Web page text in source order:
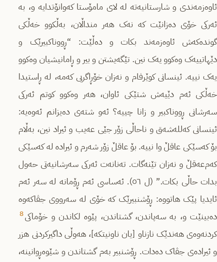
ئاوەزمەندی و شارستانیەتە لە لای مامۆستا کەوانۆتدایە و، بە
ئەرکی خۆی دەزانێت کە نەک هەر منداڵان، بەڵکوو خەڵکی
گوندەکەش ئاوەزمەند بکات و دەڵێت: “ڕووناکبیرێک و
دێهاتییەک وەکوو یەک نین. تێگەیشتن و بیر و ڕامانیشیان وەکوو
یەک نییە. ئینسانی کوێرفام و نەزان خۆڕاگریی کەمە، لە ڕاستیدا
خەڵکی ئەم دێیەش شتێکی ئاوان، هەر وەکوو کوتم ئەرکی
سەرشانی ڕووناکبیر و زانا چییە؟ ئەو شتەی دەیزانم ئەوەیە:
ئینسانی کەللەشەق و ناحاڵی زۆر جێی عەیب و ئیراد نین، بەڵام
بۆ کەسێکی عاقڵ وا نییە. بۆ عاقڵ زۆر شەرم و ئیرادە لە کەسێکی
کەم‌عەقڵ و نەزان تێنەگات. تەنانەت ئەرکی سەرشانیەتی حەول
بدات حاڵی بکات.” (ل ٥٦). ئەساسی ئەم ڕۆمانە لە سەر ئەم
ئایدیا پێک هاتووە: ڕۆشنبیرێک کە خۆی لە سەرووی جڤاکەوە
دەبینێت و، بە سەپاندن، گشتاندن، پێوە لکاندن و خۆماکی8
کردنەوەی هەندێک نازناو [یان ناونیتکە]، هەوڵی داگیرکردنی هزر
و ئیرادەی جڤاک دەدات. ڕۆشنبیر بەم گشتاندن و شێوەڕوانینە،